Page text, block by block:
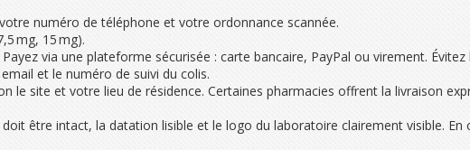
numéro de téléphone et votre ordonnance scannée.
mg, 15 mg).
via une plateforme sécurisée : carte bancaire, PayPal ou virement.
et le numéro de suivi du colis.
le site et votre lieu de résidence. Certaines pharmacies offrent la livraison
être intact, la datation lisible et le logo du laboratoire clairement visible.